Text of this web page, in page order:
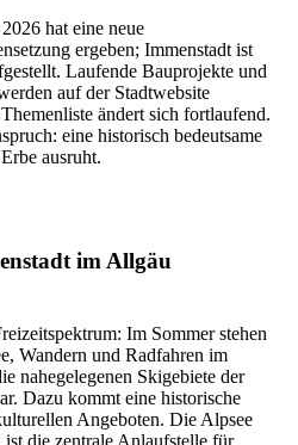
hat eine neue
ergeben; Immenstadt ist
Laufende Bauprojekte und
auf der Stadtwebsite
ändert sich fortlaufend.
eine historisch bedeutsame
ausruht.
im Allgäu
Im Sommer stehen
Wandern und Radfahren im
nahegelegenen Skigebiete der
Dazu kommt eine historische
Angeboten. Die Alpsee
die zentrale Anlaufstelle für